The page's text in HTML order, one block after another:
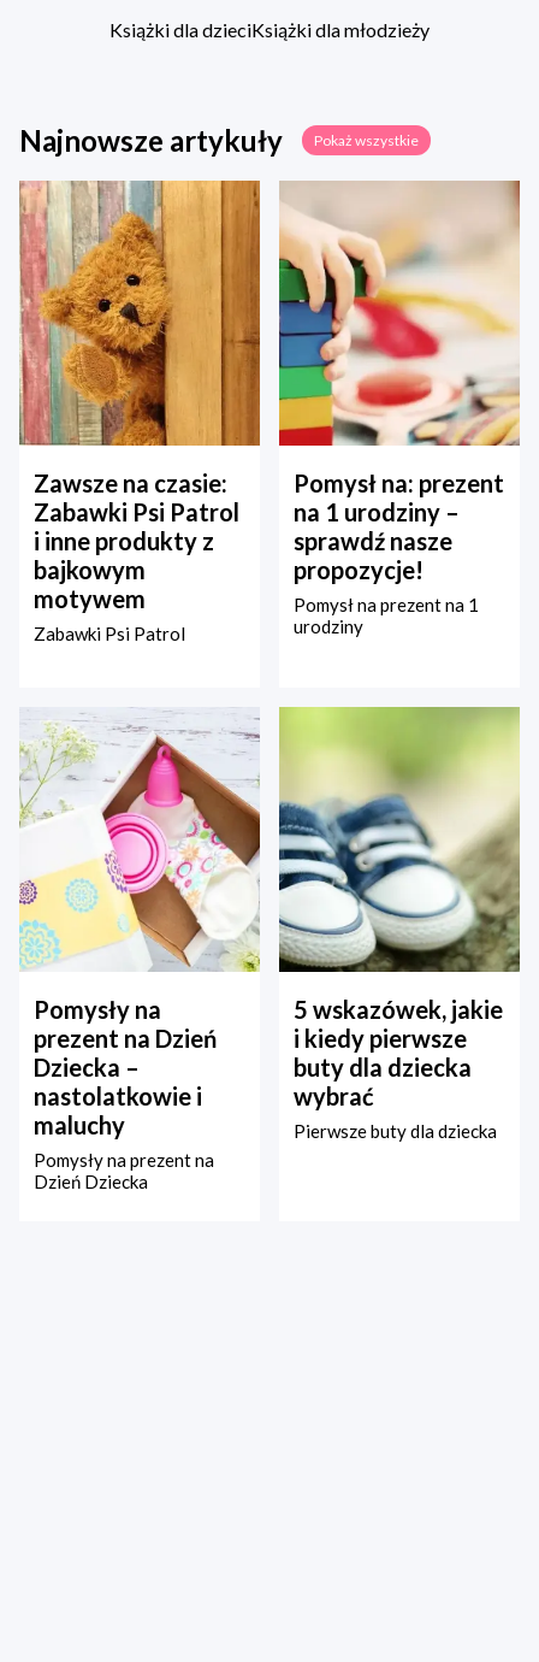
Książki dla dzieciKsiążki dla młodzieży
Najnowsze artykuły Pokaż wszystkie
Zawsze na czasie:
Zabawki Psi Patrol
i inne produkty z
bajkowym
motywem
Zabawki Psi Patrol
Pomysł na: prezent
na 1 urodziny –
sprawdź nasze
propozycje!
Pomysł na prezent na 1
urodziny
Pomysły na
prezent na Dzień
Dziecka –
nastolatkowie i
maluchy
Pomysły na prezent na
Dzień Dziecka
5 wskazówek, jakie
i kiedy pierwsze
buty dla dziecka
wybrać
Pierwsze buty dla dziecka